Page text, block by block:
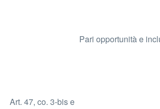
Pari opportunità e
Art. 47, co. 3-bis e